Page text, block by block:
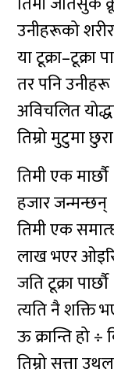
उनीहरूको
या टूक्रा–टूक्रा
तर पनि उनीहरू
अविचलित
तिम्रो मुटुमा
तिमी एक मार्छौ
हजार जन्मन्छन्
तिमी एक
लाख भएर
जति टूक्रा पार्छौ
त्यति नै शक्ति
ऊ क्रान्ति हो ÷
तिम्रो सत्ता